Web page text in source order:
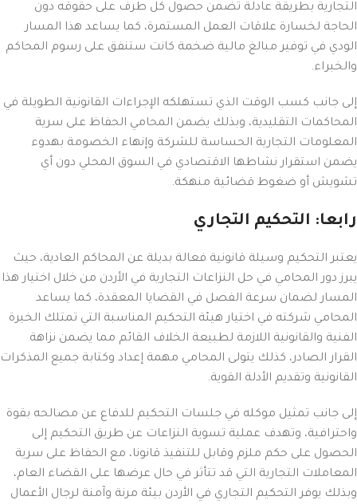
التجارية بطريقة عادلة تضمن حصول كل طرف على حقوقه دون
الحاجة لخسارة علاقات العمل المستمرة، كما يساعد هذا المسار
الودي في توفير مبالغ مالية ضخمة كانت ستنفق على رسوم المحاكم
والخبراء.
إلى جانب كسب الوقت الذي تستهلكه الإجراءات القانونية الطويلة في
المحاكمات التقليدية، وبذلك يضمن المحامي الحفاظ على سرية
المعلومات التجارية الحساسة للشركة وإنهاء الخصومة بهدوء
يضمن استقرار نشاطها الاقتصادي في السوق المحلي دون أي
تشويش أو ضغوط قضائية منهكة.
رابعا: التحكيم التجاري
يعتبر التحكيم وسيلة قانونية فعالة بديلة عن المحاكم العادية، حيث
يبرز دور المحامي في حل النزاعات التجارية في الأردن من خلال اختيار هذا
المسار لضمان سرعة الفصل في القضايا المعقدة، كما يساعد
المحامي شركته في اختيار هيئة التحكيم المناسبة التي تمتلك الخبرة
الفنية والقانونية اللازمة لطبيعة الخلاف القائم مما يضمن نزاهة
القرار الصادر، كذلك يتولى المحامي مهمة إعداد وكتابة جميع المذكرات
القانونية وتقديم الأدلة القوية.
إلى جانب تمثيل موكله في جلسات التحكيم للدفاع عن مصالحه بقوة
واحترافية، وتهدف عملية تسوية النزاعات عن طريق التحكيم إلى
الحصول على حكم ملزم وقابل للتنفيذ قانونا، مع الحفاظ على سرية
المعاملات التجارية التي قد تتأثر في حال عرضها على القضاء العام،
وبذلك يوفر التحكيم التجاري في الأردن بيئة مرنة وآمنة لرجال الأعمال